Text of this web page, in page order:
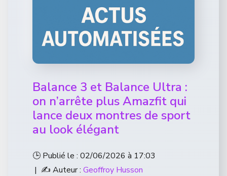
Balance 3 et Balance Ultra :
on n’arrête plus Amazfit qui
lance deux montres de sport
au look élégant
🕒 Publié le : 02/06/2026 à 17:03
| ✍️ Auteur : Geoffroy Husson